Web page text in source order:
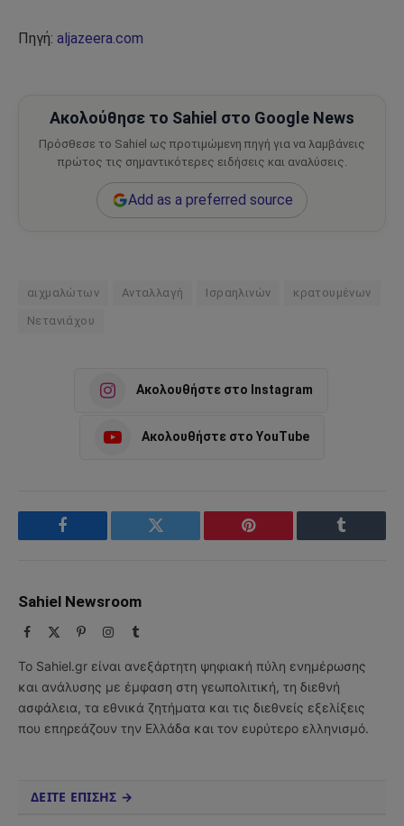
Πηγή: aljazeera.com
Ακολούθησε το Sahiel στο Google News
Πρόσθεσε το Sahiel ως προτιμώμενη πηγή για να λαμβάνεις
πρώτος τις σημαντικότερες ειδήσεις και αναλύσεις.
Add as a preferred source
αιχμαλώτων Ανταλλαγή Ισραηλινών κρατουμένων
Νετανιάχου
Ακολουθήστε στο Instagram
Ακολουθήστε στο YouTube
Facebook Twitter Pinterest Tumblr
Sahiel Newsroom
Facebook PinterestInstagram
Tumblr
Το Sahiel.gr είναι ανεξάρτητη ψηφιακή πύλη ενημέρωσης
και ανάλυσης με έμφαση στη γεωπολιτική, τη διεθνή
ασφάλεια, τα εθνικά ζητήματα και τις διεθνείς εξελίξεις
που επηρεάζουν την Ελλάδα και τον ευρύτερο ελληνισμό.
ΔΕΙΤΕ ΕΠΙΣΗΣ →